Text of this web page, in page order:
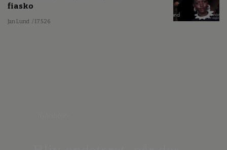
fiasko
Jan Lund / 17.5.26